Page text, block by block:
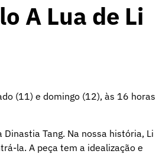
A Lua de Li
(11) e domingo (12), às 16
Tang. Na nossa história, Li
la. A peça tem a idealização e